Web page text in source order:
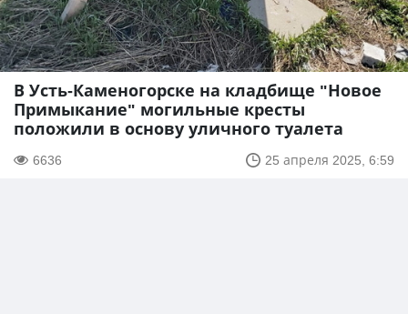
В Усть-Каменогорске на кладбище "Новое
Примыкание" могильные кресты
положили в основу уличного туалета
6636 25 апреля 2025, 6:59